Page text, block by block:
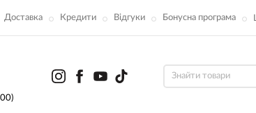
Доставка Кредити Відгуки Бонусна програма